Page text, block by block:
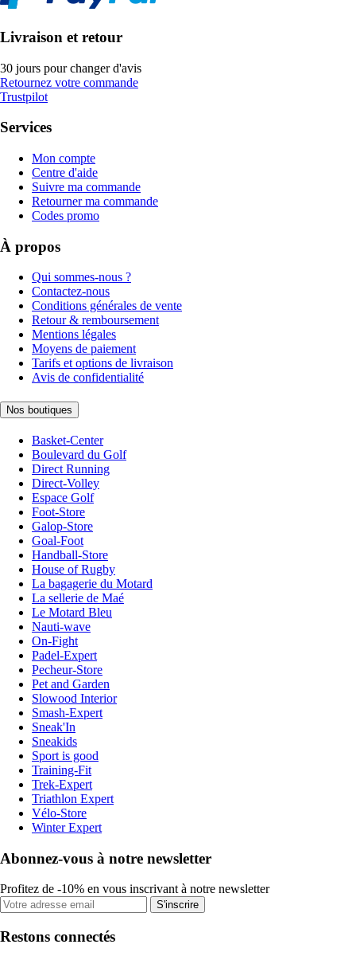
Livraison et retour
30 jours pour changer d'avis
Retournez votre commande
Trustpilot
Services
Mon compte
Centre d'aide
Suivre ma commande
Retourner ma commande
Codes promo
À propos
Qui sommes-nous ?
Contactez-nous
Conditions générales de vente
Retour & remboursement
Mentions légales
Moyens de paiement
Tarifs et options de livraison
Avis de confidentialité
Nos boutiques
Basket-Center
Boulevard du Golf
Direct Running
Direct-Volley
Espace Golf
Foot-Store
Galop-Store
Goal-Foot
Handball-Store
House of Rugby
La bagagerie du Motard
La sellerie de Maé
Le Motard Bleu
Nauti-wave
On-Fight
Padel-Expert
Pecheur-Store
Pet and Garden
Slowood Interior
Smash-Expert
Sneak'In
Sneakids
Sport is good
Training-Fit
Trek-Expert
Triathlon Expert
Vélo-Store
Winter Expert
Abonnez-vous à notre newsletter
Profitez de -10% en vous inscrivant à notre newsletter
S'inscrire
Restons connectés